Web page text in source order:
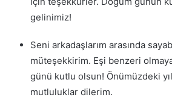
gelinimiz!
Seni arkadaşlarım arasında
müteşekkirim. Eşi benzeri
günü kutlu olsun! Önümüzdeki
mutluluklar dilerim.